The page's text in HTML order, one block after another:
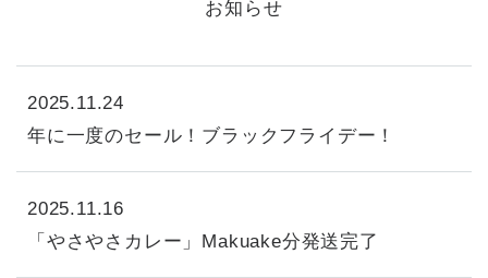
お知らせ
2025.11.24
年に一度のセール！ブラックフライデー！
2025.11.16
「やさやさカレー」Makuake分発送完了